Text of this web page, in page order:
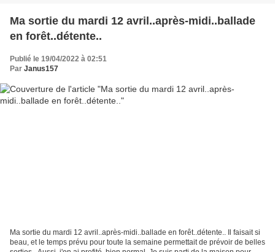
Ma sortie du mardi 12 avril..après-midi..ballade
en forêt..détente..
Publié le 19/04/2022 à 02:51
Par Janus157
Ma sortie du mardi 12 avril..après-midi..ballade en forêt..détente.. Il faisait si
beau, et le temps prévu pour toute la semaine permettait de prévoir de belles